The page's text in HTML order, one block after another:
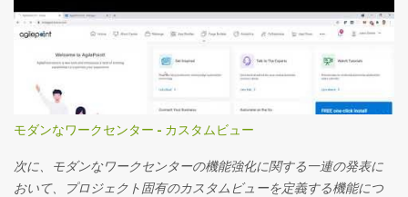
モダンなワークセンター - カスタムビュー
次に、モダンなワークセンターの機能強化に関する一連の発表に
おいて、プロジェクト固有のカスタムビューを定義する機能につ